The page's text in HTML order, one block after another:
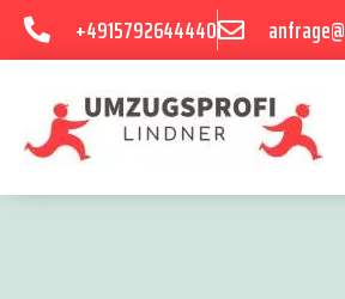
+4915792644440